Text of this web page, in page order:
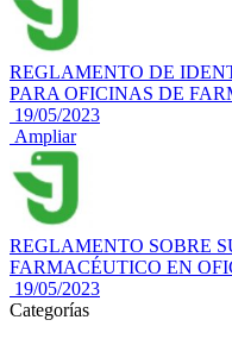
REGLAMENTO DE
PARA OFICINAS DE
19/05/2023
Ampliar
REGLAMENTO SOBRE
FARMACÉUTICO EN
19/05/2023
Categorías